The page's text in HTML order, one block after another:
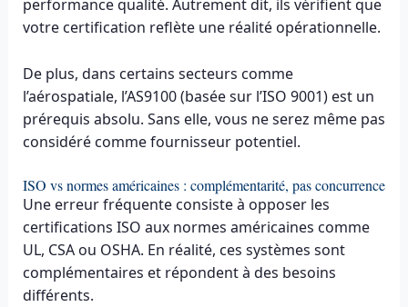
performance qualité. Autrement dit, ils vérifient que
votre certification reflète une réalité opérationnelle.
De plus, dans certains secteurs comme
l’aérospatiale, l’AS9100 (basée sur l’ISO 9001) est un
prérequis absolu. Sans elle, vous ne serez même pas
considéré comme fournisseur potentiel.
ISO vs normes américaines : complémentarité, pas concurrence
Une erreur fréquente consiste à opposer les
certifications ISO aux normes américaines comme
UL, CSA ou OSHA. En réalité, ces systèmes sont
complémentaires et répondent à des besoins
différents.